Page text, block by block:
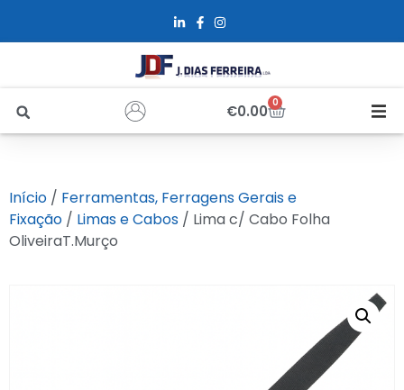
€0.00 0
Sobre Nós
Início / Ferramentas, Ferragens Gerais e
Fixação / Limas e Cabos / Lima c/ Cabo Folha
OliveiraT.Murço